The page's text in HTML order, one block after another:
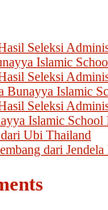
Seleksi
Islamic
Seleksi
Bunayya Islamic
Seleksi
Islamic School
Ubi Thailand
dari